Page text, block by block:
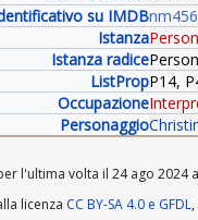
su IMDB
Istanza
Istanza radice
ListPropP14,
Occupazione
Personaggio
l'ultima volta il 24 ago 2024
licenza CC BY-SA 4.0 e GFDL